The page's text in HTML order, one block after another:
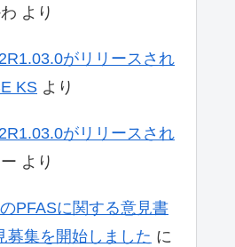
より
がリリースされ
KS より
がリリースされ
より
PFASに関する意見書
募集を開始しました に